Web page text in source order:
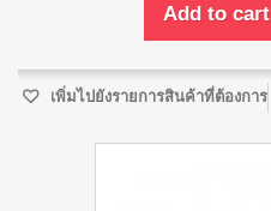
Add to cart
เพิ่มไปยังรายการสินค้าที่ต้องการ